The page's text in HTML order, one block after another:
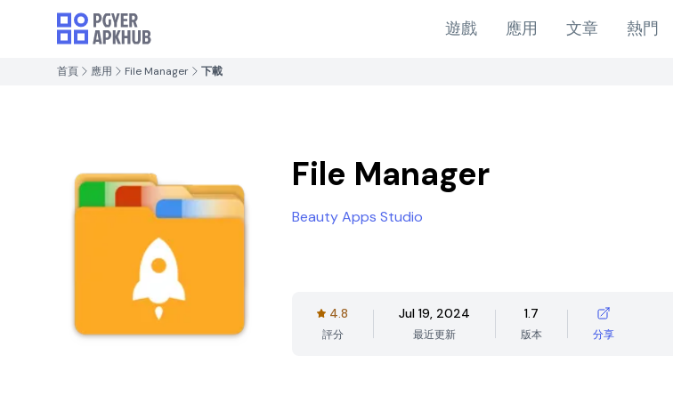
遊戲 應用 文章 熱門
首頁 應用 File Manager 下載
File Manager
Beauty Apps Studio
4.8
評分
Jul 19, 2024
最近更新
1.7
版本 分享